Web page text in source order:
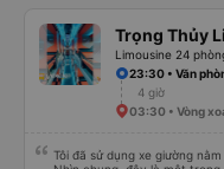
Dịch vụ vượt sự mong đợi.
bạn bè
Trọng Thủy
Limousine 24
23:30 • Văn
4 giờ
03:30 • Vòng
Tôi đã sử dụng xe giường